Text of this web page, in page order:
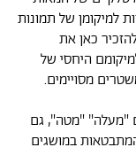
למיקומן של תמונות
כאן את
היחסי של
מסויימים.
"מעלה" "מטה", גם
במושגים